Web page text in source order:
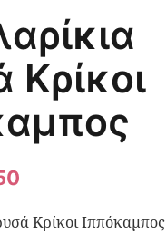
Κρίκοι
Κρίκοι Ιππόκαμπος